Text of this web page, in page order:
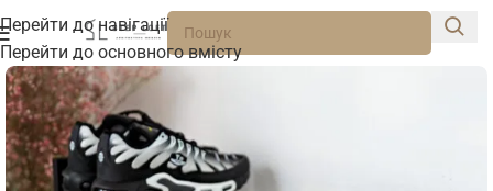
Перейти до навігації
Перейти до основного вмісту